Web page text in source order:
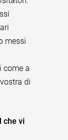
messi
come a
di
che vi